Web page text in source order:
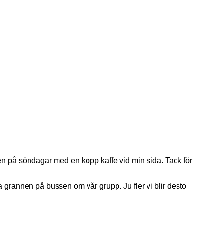
på söndagar med en kopp kaffe vid min sida. Tack för
på bussen om vår grupp. Ju fler vi blir desto